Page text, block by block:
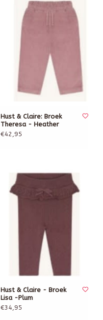
Hust & Claire: Broek
Theresa - Heather
€42,95
Hust & Claire - Broek
Lisa -Plum
€34,95